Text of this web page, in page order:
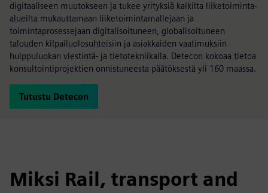
digitaaliseen muutokseen ja tukee yrityksiä kaikilta liiketoiminta-
alueilta mukauttamaan liiketoimintamallejaan ja
toimintaprosessejaan digitalisoituneen, globalisoituneen
talouden kilpailuolosuhteisiin ja asiakkaiden vaatimuksiin
huippuluokan viestintä- ja tietotekniikalla. Detecon kokoaa tietoa
konsultointiprojektien onnistuneesta päätöksestä yli 160 maassa.
Tutustu Detecon
Miksi Rail, transport and